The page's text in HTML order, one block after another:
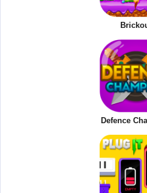
Defence